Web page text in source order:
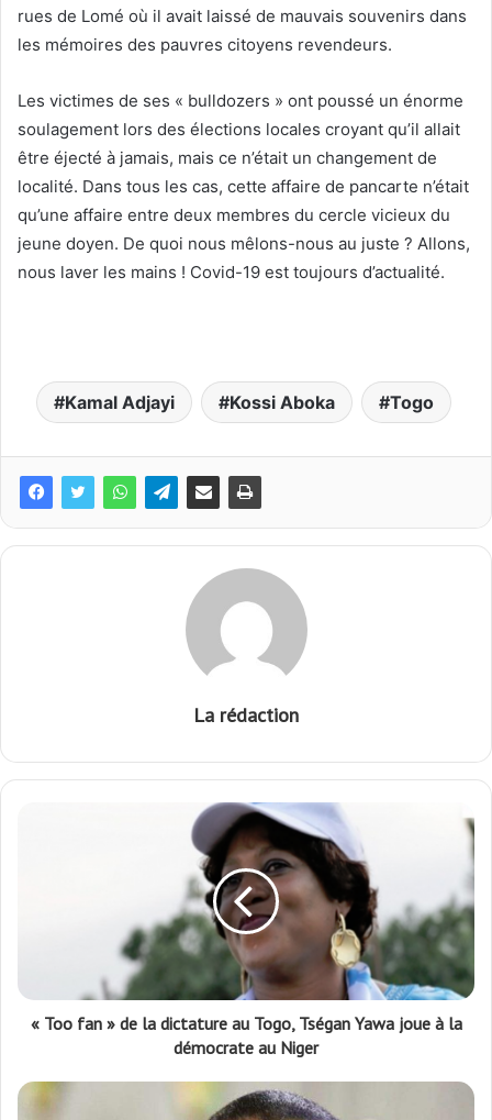
rues de Lomé où il avait laissé de mauvais souvenirs dans
les mémoires des pauvres citoyens revendeurs.
Les victimes de ses « bulldozers » ont poussé un énorme
soulagement lors des élections locales croyant qu’il allait
être éjecté à jamais, mais ce n’était un changement de
localité. Dans tous les cas, cette affaire de pancarte n’était
qu’une affaire entre deux membres du cercle vicieux du
jeune doyen. De quoi nous mêlons-nous au juste ? Allons,
nous laver les mains ! Covid-19 est toujours d’actualité.
Kamal Adjayi Kossi Aboka Togo
La rédaction
« Too fan » de la dictature au Togo, Tségan Yawa joue à la
démocrate au Niger